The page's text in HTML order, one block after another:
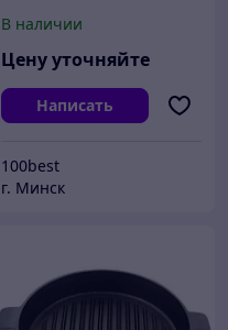
В наличии
Цену уточняйте
Написать
100best
г. Минск